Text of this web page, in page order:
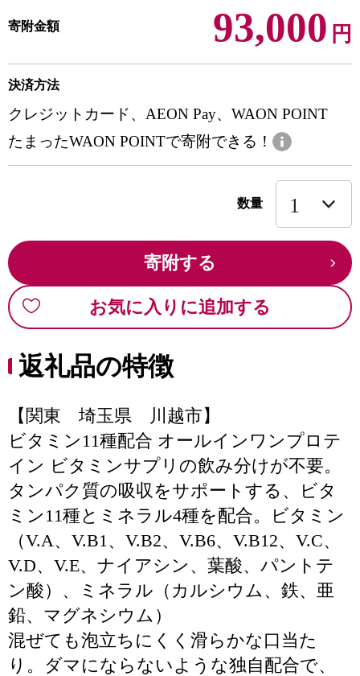
寄附金額 93,000 円
決済方法
クレジットカード、AEON Pay、WAON POINT
たまったWAON POINTで寄附できる！
数量
寄附する
お気に入りに追加する
返礼品の特徴
【関東 埼玉県 川越市】
ビタミン11種配合 オールインワンプロテ
イン ビタミンサプリの飲み分けが不要。
タンパク質の吸収をサポートする、ビタ
ミン11種とミネラル4種を配合。ビタミン
（V.A、V.B1、V.B2、V.B6、V.B12、V.C、
V.D、V.E、ナイアシン、葉酸、パントテ
ン酸）、ミネラル（カルシウム、鉄、亜
鉛、マグネシウム）
混ぜても泡立ちにくく滑らかな口当た
り。ダマにならないような独自配合で、